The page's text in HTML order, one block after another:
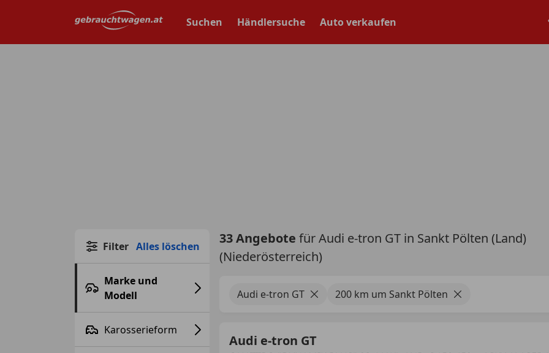
Suchen Händlersuche Auto verkaufen
Filter Alles löschen
Marke und
Modell
Karosserieform
33 Angebote für Audi e-tron GT in Sankt Pölten (Land)
(Niederösterreich)
Audi e-tron GT 200 km um Sankt Pölten
Audi e-tron GT